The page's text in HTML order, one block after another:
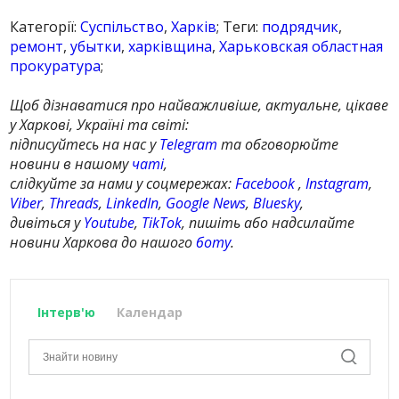
Категорії:Суспільство,Харків; Теги: подрядчик,
ремонт,убытки,харківщина,Харьковская областная
прокуратура;
Щоб дізнаватися про найважливіше, актуальне, цікаве
у Харкові, Україні та світі:
підписуйтесь на нас уTelegram та обговорюйте
новини в нашомучаті,
слідкуйте за нами у соцмережах:Facebook,Instagram,
Viber, Threads,LinkedIn, Google News,Bluesky,
дивіться уYoutube, TikTok, пишіть або надсилайте
новини Харкова до нашогоботу.
Інтерв'ю Календар